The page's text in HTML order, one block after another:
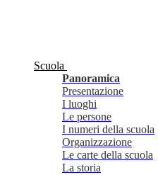
Scuola
Panoramica
Presentazione
I luoghi
Le persone
I numeri della scuola
Organizzazione
Le carte della scuola
La storia